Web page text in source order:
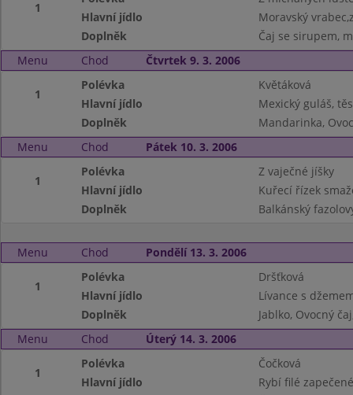
1
Hlavní jídlo
Moravský
Doplněk
Čaj se sirupem,
Menu
Chod Čtvrtek 9. 3. 2006
1
Polévka
Květáková
Hlavní jídlo
Mexický guláš,
Doplněk
Mandarinka,
Menu
Chod Pátek 10. 3. 2006
1
Polévka
Z vaječné jíšky
Hlavní jídlo
Kuřecí řízek
Doplněk
Balkánský
Menu Chod Pondělí 13. 3. 2006
1
Polévka
Dršťková
Hlavní jídlo
Lívance s
Doplněk
Jablko, Ovocný
Menu
Chod Úterý 14. 3. 2006
1
Polévka
Čočková
Hlavní jídlo
Rybí filé